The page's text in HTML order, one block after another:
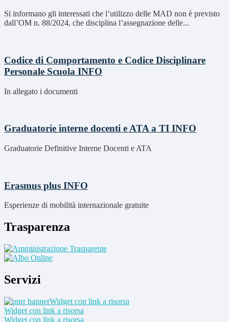
Si informano gli interessati che l’utilizzo delle MAD non è previsto
dall’OM n. 88/2024, che disciplina l’assegnazione delle...
Codice di Comportamento e Codice Disciplinare
Personale Scuola INFO
In allegato i documenti
Graduatorie interne docenti e ATA a TI INFO
Graduatorie Definitive Interne Docenti e ATA
Erasmus plus INFO
Esperienze di mobilità internazionale gratuite
Trasparenza
Servizi
Widget con link a risorsa
Widget con link a risorsa
Widget con link a risorsa